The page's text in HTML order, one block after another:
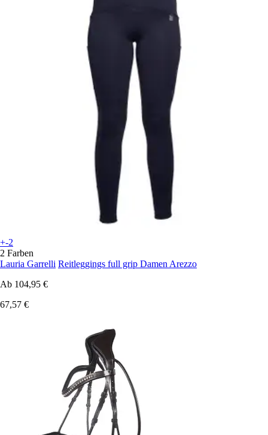
+-2
2 Farben
Lauria Garrelli Reitleggings full grip Damen Arezzo
Ab 104,95 €
67,57 €